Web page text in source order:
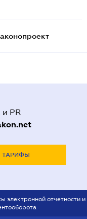
PR
ТАРИФЫ
электронной отчетности и